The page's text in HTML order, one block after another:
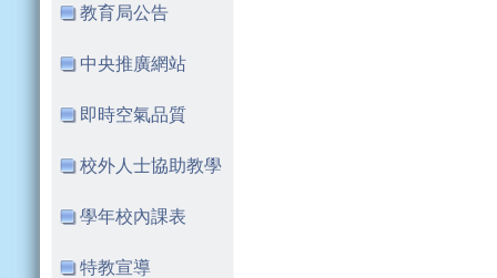
教育局公告
中央推廣網站
即時空氣品質
校外人士協助教學
學年校內課表
特教宣導